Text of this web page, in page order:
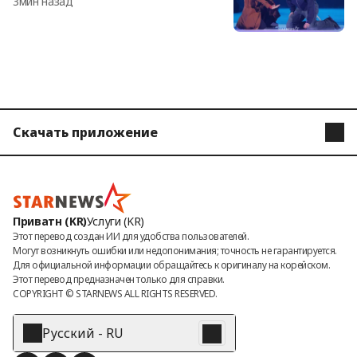
Скачать приложение
STARPOLL
Приватн (KR)Услуги (KR)
Этот перевод создан ИИ для удобства пользователей.
Могут возникнуть ошибки или недопонимания; точность не гарантируется.
Для официальной информации обращайтесь к оригиналу на корейском.
Этот перевод предназначен только для справки.
COPYRIGHT © STARNEWS ALL RIGHTS RESERVED.
Русский - RU